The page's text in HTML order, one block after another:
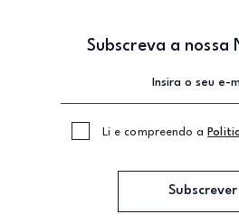
Subscreva a nossa
Li e compreendo a
Subscrever